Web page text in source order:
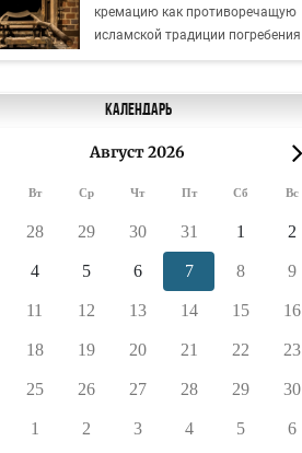
кремацию как противоречащую
исламской традиции погребения
Календарь
Август 2026
Вт Ср Чт Пт Сб Вс
28 29 30 31 1 2
4 5 6 7 8 9
11 12 13 14 15 16
18 19 20 21 22 23
25 26 27 28 29 30
1 2 3 4 5 6